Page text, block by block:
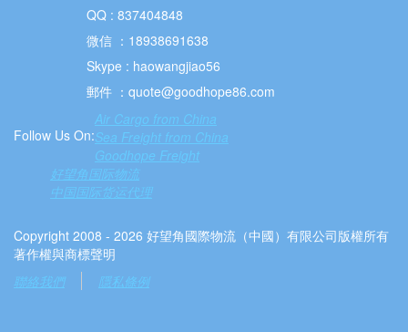
QQ : 837404848
微信 ：18938691638
Skype : haowangjiao56
郵件 ：quote@goodhope86.com
Follow Us On:
Air Cargo from China
Sea Freight from China
Goodhope Freight
好望角国际物流
中国国际货运代理
Copyright 2008 - 2026 好望角國際物流（中國）有限公司版權所有
著作權與商標聲明
聯絡我們
隱私條例